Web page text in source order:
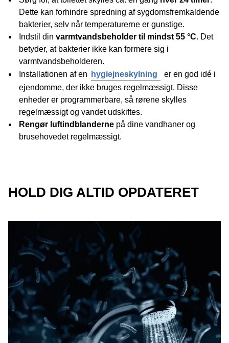
Dette kan forhindre spredning af sygdomsfremkaldende
bakterier, selv når temperaturerne er gunstige.
Indstil din varmtvandsbeholder til mindst 55 °C. Det
betyder, at bakterier ikke kan formere sig i
varmtvandsbeholderen.
Installationen af en
hygiejneskylning
er en god idé i
ejendomme, der ikke bruges regelmæssigt. Disse
enheder er programmerbare, så rørene skylles
regelmæssigt og vandet udskiftes.
Rengør luftindblanderne på dine vandhaner og
brusehovedet regelmæssigt.
HOLD DIG ALTID OPDATERET